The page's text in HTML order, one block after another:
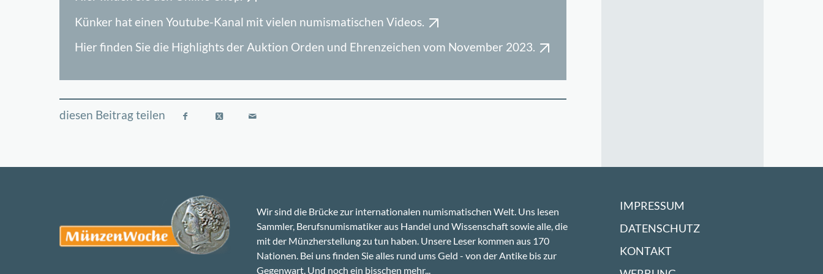
Künker hat einen Youtube-Kanal mit vielen numismatischen Videos.
Hier finden Sie die Highlights der Auktion Orden und Ehrenzeichen vom November 2023.
Wir sind die Brücke zur internationalen numismatischen Welt. Uns lesen
Sammler, Berufsnumismatiker aus Handel und Wissenschaft sowie alle, die
mit der Münzherstellung zu tun haben. Unsere Leser kommen aus 170
Nationen. Bei uns finden Sie alles rund ums Geld - von der Antike bis zur
Gegenwart. Und noch ein bisschen mehr...
IMPRESSUM
DATENSCHUTZ
KONTAKT